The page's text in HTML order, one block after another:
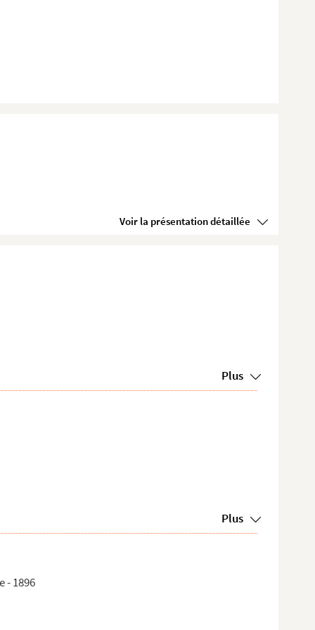
Voir la présentation détaillée
Plus
Plus
- 1896